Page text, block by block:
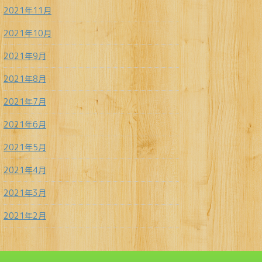
2021年11月
2021年10月
2021年9月
2021年8月
2021年7月
2021年6月
2021年5月
2021年4月
2021年3月
2021年2月